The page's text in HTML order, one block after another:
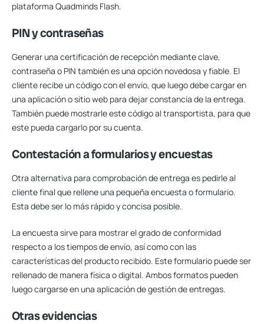
plataforma Quadminds Flash.
PIN y contraseñas
Generar una certificación de recepción mediante clave,
contraseña o PIN también es una opción novedosa y fiable. El
cliente recibe un código con el envío, que luego debe cargar en
una aplicación o sitio web para dejar constancia de la entrega.
También puede mostrarle este código al transportista, para que
este pueda cargarlo por su cuenta.
Contestación a formularios y encuestas
Otra alternativa para comprobación de entrega es pedirle al
cliente final que rellene una pequeña encuesta o formulario.
Esta debe ser lo más rápido y concisa posible.
La encuesta sirve para mostrar el grado de conformidad
respecto a los tiempos de envío, así como con las
características del producto recibido. Este formulario puede ser
rellenado de manera física o digital. Ambos formatos pueden
luego cargarse en una aplicación de gestión de entregas.
Otras evidencias